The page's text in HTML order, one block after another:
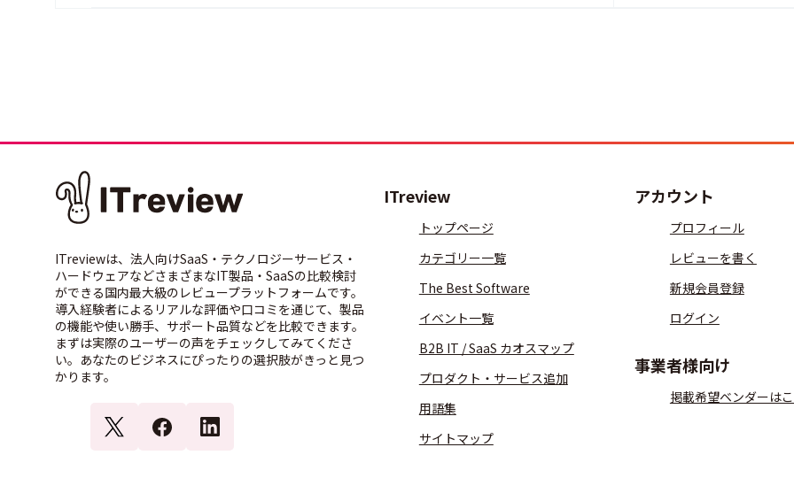
ITreviewは、法人向けSaaS・テクノロジーサービス・
ハードウェアなどさまざまなIT製品・SaaSの比較検討
ができる国内最大級のレビュープラットフォームです。
導入経験者によるリアルな評価や口コミを通じて、製品
の機能や使い勝手、サポート品質などを比較できます。
まずは実際のユーザーの声をチェックしてみてくださ
い。あなたのビジネスにぴったりの選択肢がきっと見つ
かります。
ITreview
トップページ
カテゴリー一覧
The Best Software
イベント一覧
B2B IT / SaaS カオスマップ
プロダクト・サービス追加
用語集
サイトマップ
アカウント
プロフィール
レビューを書く
新規会員登録
ログイン
事業者様向け
掲載希望ベンダーは